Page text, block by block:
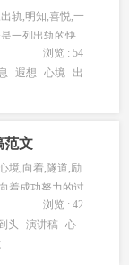
轨,明知,喜悦,一
一列出轨的快
...
浏览 : 54
遐想 心境
出
范文
境,向着,隧道,励
着成功努力的过
...
浏览 : 42
头 演讲稿
心